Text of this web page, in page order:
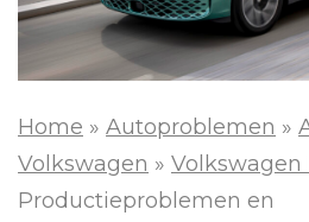
Home » Autoproblemen »
Volkswagen » Volkswagen
Productieproblemen en